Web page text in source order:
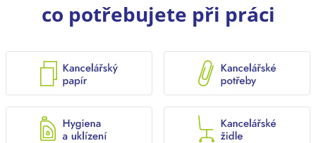
co potřebujete při práci